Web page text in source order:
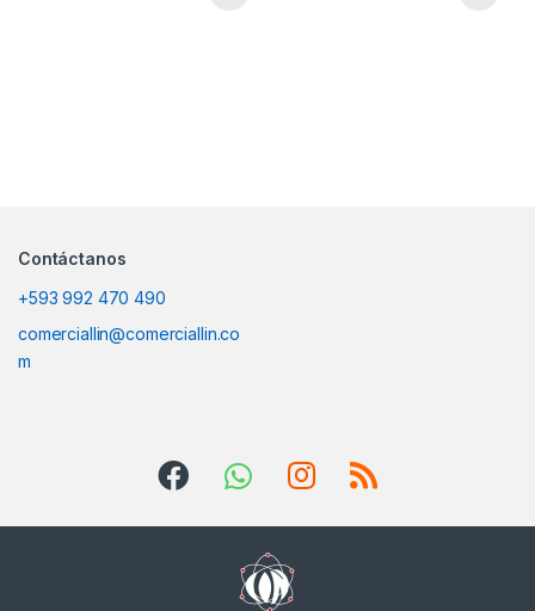
Contáctanos
+593 992 470 490
comerciallin@comerciallin.co
m